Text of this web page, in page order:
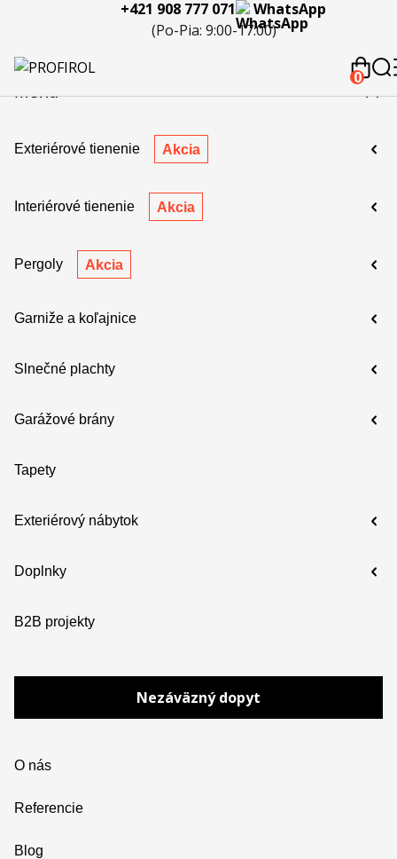
Servis a
reklamácie
KontaktyKariéraSpolupráca
777 071
+421 908 777 071
WhatsApp
(Po-Pia: 9:00-17:00)
0
Menu
Exteriérové tienenie Akcia
Interiérové tienenie Akcia
Pergoly Akcia
Garniže a koľajnice
Slnečné plachty
Garážové brány
Tapety
Exteriérový nábytok
Doplnky
B2B projekty
Nezáväzný dopyt
O nás
Referencie
Blog